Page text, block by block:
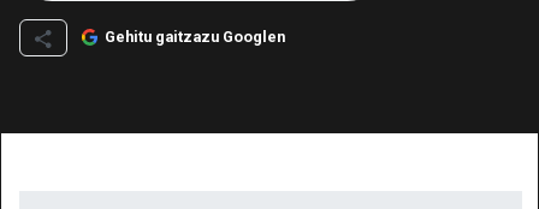
Gehitu gaitzazu Googlen